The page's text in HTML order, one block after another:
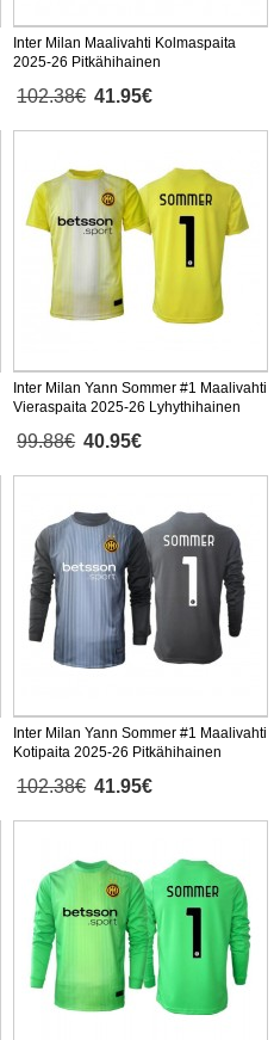
Inter Milan Maalivahti Kolmaspaita
2025-26 Pitkähihainen
102.38€ 41.95€
Inter Milan Yann Sommer #1 Maalivahti
Vieraspaita 2025-26 Lyhythihainen
99.88€ 40.95€
Inter Milan Yann Sommer #1 Maalivahti
Kotipaita 2025-26 Pitkähihainen
102.38€ 41.95€